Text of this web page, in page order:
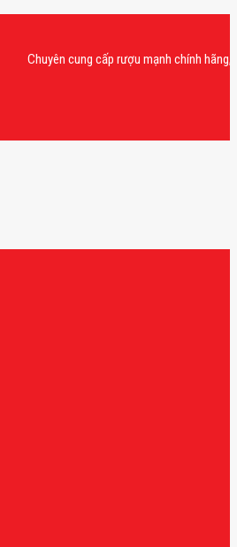
Chuyên cung cấp rượu mạnh chính hãng, rượu